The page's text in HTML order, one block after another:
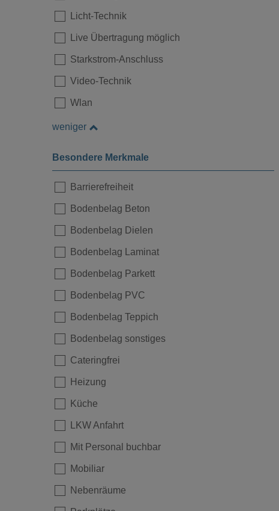
Licht-Technik
Live Übertragung möglich
Starkstrom-Anschluss
Video-Technik
Wlan
weniger
Besondere Merkmale
Barrierefreiheit
Bodenbelag Beton
Bodenbelag Dielen
Bodenbelag Laminat
Bodenbelag Parkett
Bodenbelag PVC
Bodenbelag Teppich
Bodenbelag sonstiges
Cateringfrei
Heizung
Küche
LKW Anfahrt
Mit Personal buchbar
Mobiliar
Nebenräume